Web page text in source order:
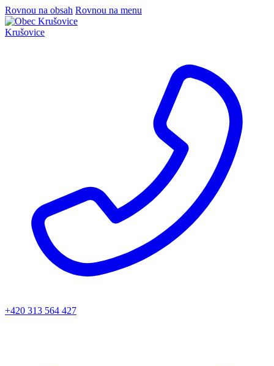
Rovnou na obsah Rovnou na menu
Krušovice
+420 313 564 427